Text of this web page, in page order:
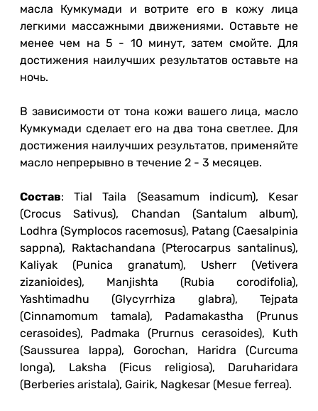
масла Кумкумади и вотрите его в кожу лица
легкими массажными движениями. Оставьте не
менее чем на 5 - 10 минут, затем смойте. Для
достижения наилучших результатов оставьте на
ночь.
В зависимости от тона кожи вашего лица, масло
Кумкумади сделает его на два тона светлее. Для
достижения наилучших результатов, применяйте
масло непрерывно в течение 2 - 3 месяцев.
Состав: Tial Taila (Seasamum indicum), Kesar
(Crocus Sativus), Chandan (Santalum album),
Lodhra (Symplocos racemosus), Patang (Caesalpinia
sappna), Raktachandana (Pterocarpus santalinus),
Kaliyak (Punica granatum), Usherr (Vetivera
zizanioides), Manjishta (Rubia corodifolia),
Yashtimadhu (Glycyrrhiza glabra), Tejpata
(Cinnamomum tamala), Padamakastha (Prunus
cerasoides), Padmaka (Prurnus cerasoides), Kuth
(Saussurea lappa), Gorochan, Haridra (Curcuma
longa), Laksha (Ficus religiosa), Daruharidara
(Berberies aristala), Gairik, Nagkesar (Mesue ferrea).